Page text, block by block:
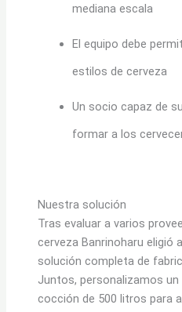
mediana escala
El equipo debe
estilos de cerveza
Un socio capaz de
formar a los
Nuestra solución
Tras evaluar a varios
cerveza Banrinoharu eligió
solución completa de
Juntos, personalizamos
cocción de 500 litros para